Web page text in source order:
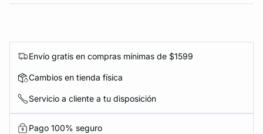
Envío gratis en compras mínimas de $1599
Cambios en tienda física
Servicio a cliente a tu disposición
Pago 100% seguro